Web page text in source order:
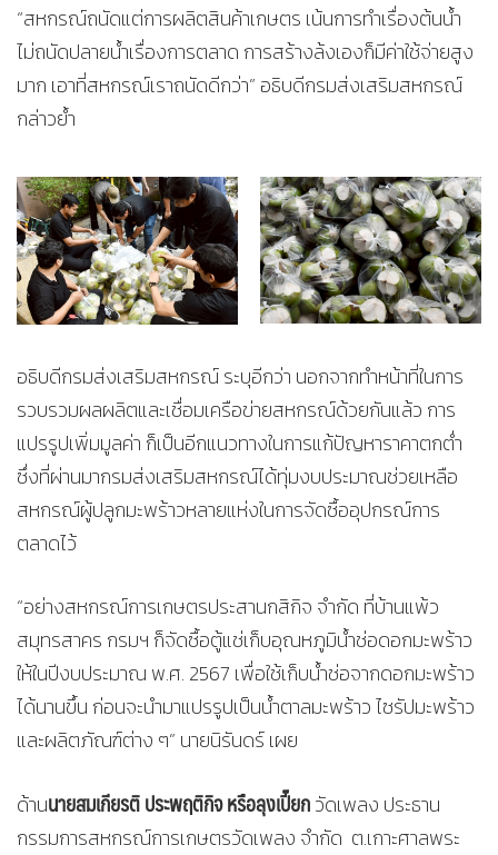
“สหกรณ์ถนัดแต่การผลิตสินค้าเกษตร เน้นการทำเรื่องต้นน้ำ
ไม่ถนัดปลายน้ำเรื่องการตลาด การสร้างล้งเองก็มีค่าใช้จ่ายสูง
มาก เอาที่สหกรณ์เราถนัดดีกว่า” อธิบดีกรมส่งเสริมสหกรณ์
กล่าวย้ำ
อธิบดีกรมส่งเสริมสหกรณ์ ระบุอีกว่า นอกจากทำหน้าที่ในการ
รวบรวมผลผลิตและเชื่อมเครือข่ายสหกรณ์ด้วยกันแล้ว การ
แปรรูปเพิ่มมูลค่า ก็เป็นอีกแนวทางในการแก้ปัญหาราคาตกต่ำ
ซึ่งที่ผ่านมากรมส่งเสริมสหกรณ์ได้ทุ่มงบประมาณช่วยเหลือ
สหกรณ์ผู้ปลูกมะพร้าวหลายแห่งในการจัดซื้ออุปกรณ์การ
ตลาดไว้
“อย่างสหกรณ์การเกษตรประสานกสิกิจ จำกัด ที่บ้านแพ้ว
สมุทรสาคร กรมฯ ก็จัดซื้อตู้แช่เก็บอุณหภูมิน้ำช่อดอกมะพร้าว
ให้ในปีงบประมาณ พ.ศ. 2567 เพื่อใช้เก็บน้ำช่อจากดอกมะพร้าว
ได้นานขึ้น ก่อนจะนำมาแปรรูปเป็นน้ำตาลมะพร้าว ไซรัปมะพร้าว
และผลิตภัณฑ์ต่าง ๆ” นายนิรันดร์ เผย
ด้านนายสมเกียรติ ประพฤติกิจหรือลุงเปี๊ยกวัดเพลง ประธาน
กรรมการสหกรณ์การเกษตรวัดเพลง จำกัด ต.เกาะศาลพระ